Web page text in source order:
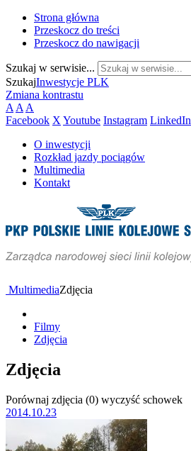
Strona główna
Przeskocz do treści
Przeskocz do nawigacji
Szukaj w serwisie...
SzukajInwestycje PLK
Zmiana kontrastu
A A A
Facebook X Youtube Instagram LinkedIn
O inwestycji
Rozkład jazdy pociągów
Multimedia
Kontakt
MultimediaZdjęcia
Filmy
Zdjęcia
Zdjęcia
Porównaj zdjęcia (0) wyczyść schowek
2014.10.23